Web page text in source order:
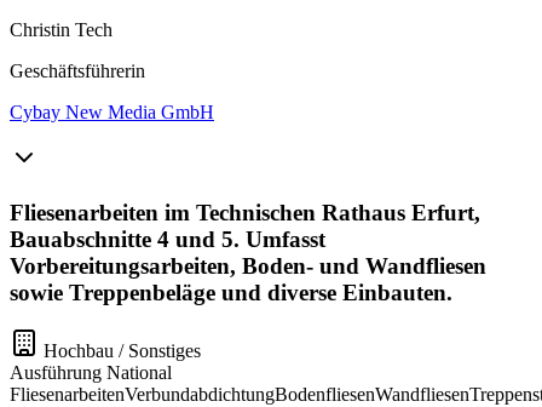
Christin Tech
Geschäftsführerin
Cybay New Media GmbH
Fliesenarbeiten im Technischen Rathaus Erfurt,
Bauabschnitte 4 und 5. Umfasst
Vorbereitungsarbeiten, Boden- und Wandfliesen
sowie Treppenbeläge und diverse Einbauten.
Hochbau / Sonstiges
Ausführung National
FliesenarbeitenVerbundabdichtungBodenfliesenWandfliesen